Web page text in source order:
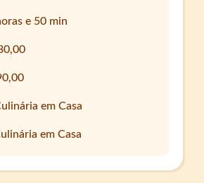
e 50 min
em Casa
em Casa